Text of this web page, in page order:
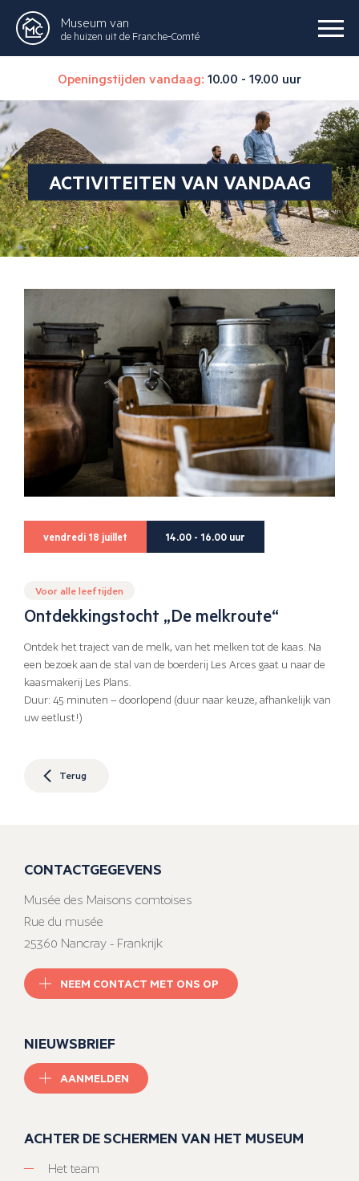
Museum van
de huizen uit de Franche-Comté
Openingstijden vandaag: 10.00 - 19.00 uur
ACTIVITEITEN VAN VANDAAG
vendredi 18 juillet 14.00 - 16.00 uur
Voor alle leeftijden
Ontdekkingstocht „De melkroute“
Ontdek het traject van de melk, van het melken tot de kaas. Na
een bezoek aan de stal van de boerderij Les Arces gaat u naar de
kaasmakerij Les Plans.
Duur: 45 minuten – doorlopend (duur naar keuze, afhankelijk van
uw eetlust!)
Terug
CONTACTGEGEVENS
Musée des Maisons comtoises
Rue du musée
25360 Nancray - Frankrijk
NEEM CONTACT MET ONS OP
NIEUWSBRIEF
AANMELDEN
ACHTER DE SCHERMEN VAN HET MUSEUM
Het team